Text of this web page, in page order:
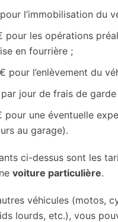
l’immobilisation du
pour les opérations
en fourrière ;
pour l’enlèvement du
jour de frais de garde
pour une éventuelle
au garage).
ci-dessus sont les
voiture particulière.
véhicules (motos,
lourds, etc.), vous